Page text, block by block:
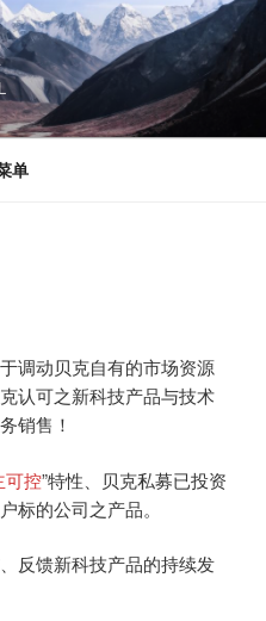
单
调动贝克自有的市场资源
认可之新科技产品与技术
销售！
可控”特性、贝克私募已投资
标的公司之产品。
反馈新科技产品的持续发